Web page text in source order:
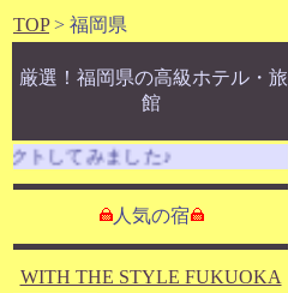
TOP> 福岡県
厳選！福岡県の高級ホテル・旅
館
してみました♪
人気の宿
WITH THE STYLE FUKUOKA